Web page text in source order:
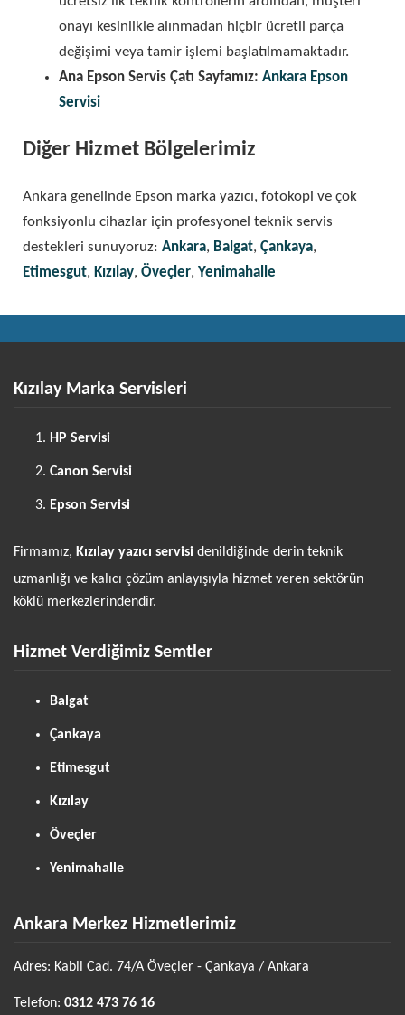
onayı kesinlikle alınmadan hiçbir ücretli parça
değişimi veya tamir işlemi başlatılmamaktadır.
Ana Epson Servis Çatı Sayfamız: Ankara Epson
Servisi
Diğer Hizmet Bölgelerimiz
Ankara genelinde Epson marka yazıcı, fotokopi ve çok
fonksiyonlu cihazlar için profesyonel teknik servis
destekleri sunuyoruz: Ankara, Balgat, Çankaya,
Etimesgut, Kızılay, Öveçler, Yenimahalle
Kızılay Marka Servisleri
HP Servisi
Canon Servisi
Epson Servisi
Firmamız, Kızılay yazıcı servisi denildiğinde derin teknik
uzmanlığı ve kalıcı çözüm anlayışıyla hizmet veren sektörün
köklü merkezlerindendir.
Hizmet Verdiğimiz Semtler
Balgat
Çankaya
Etimesgut
Kızılay
Öveçler
Yenimahalle
Ankara Merkez Hizmetlerimiz
Adres: Kabil Cad. 74/A Öveçler - Çankaya / Ankara
Telefon: 0312 473 76 16